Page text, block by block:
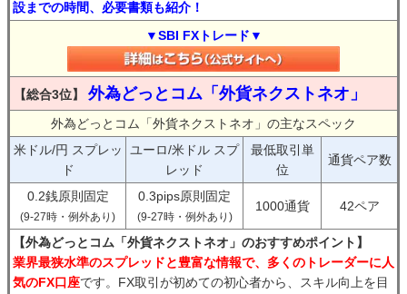
設までの時間、必要書類も紹介！
▼SBI FXトレード▼
【総合3位】 外為どっとコム「外貨ネクストネオ」
外為どっとコム「外貨ネクストネオ」の主なスペック
米ドル/円 スプレッ
ド
ユーロ/米ドル スプ
レッド
最低取引単
位
通貨ペア数
0.2銭原則固定
(9-27時・例外あり)
0.3pips原則固定
(9-27時・例外あり)
1000通貨 42ペア
【外為どっとコム「外貨ネクストネオ」のおすすめポイント】
業界最狭水準のスプレッドと豊富な情報で、多くのトレーダーに人
気のFX口座です。FX取引が初めての初心者から、スキル向上を目